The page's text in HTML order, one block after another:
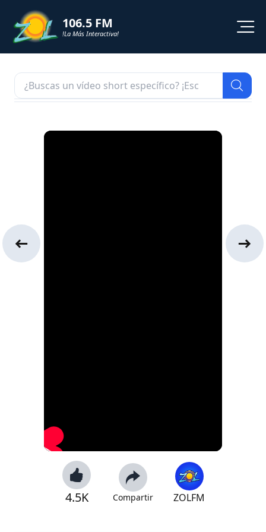
106.5 FM
!La Más Interactiva!
NOTICIAS
ZOL TV
4.5K Compartir ZOLFM